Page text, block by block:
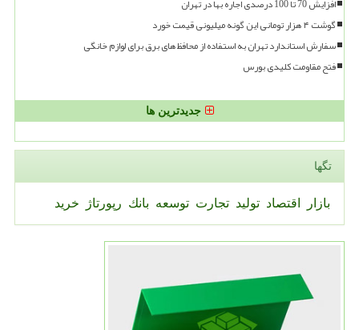
گوشت ۴ هزار تومانی این گونه میلیونی قیمت خورد
سفارش استاندارد تهران به استفاده از محافظ های برق برای لوازم خانگی
فتح مقاومت کلیدی بورس
جدیدترین ها
تگها
بازار اقتصاد تولید تجارت توسعه بانك رپورتاژ خرید